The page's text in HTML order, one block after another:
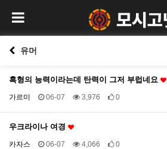
유머
흑형의 능력이라는데 탄력이 그저 부럽네요
가르미 06-07 3,976 0
우크라이나 여경
카자스 06-07 4,066 0